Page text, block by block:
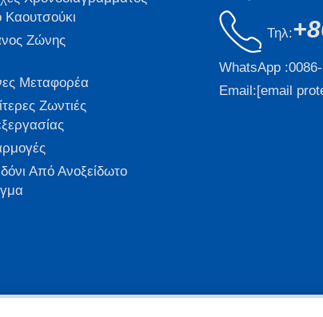
Ζώνης
Μεταφορέα
Ζωντιές
Από Ανοξείδωτο
Τηλ:
WhatsApp :
Email:[email